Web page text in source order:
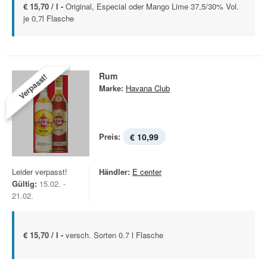
€ 15,70 / l - Original, Especial oder Mango Lime 37,5/30% Vol.
je 0,7l Flasche
Verpasst! Rum
Marke: Havana Club
Preis: € 10,99
Leider verpasst!
Gültig: 15.02. -
21.02.
Händler: E center
€ 15,70 / l - versch. Sorten 0.7 l Flasche